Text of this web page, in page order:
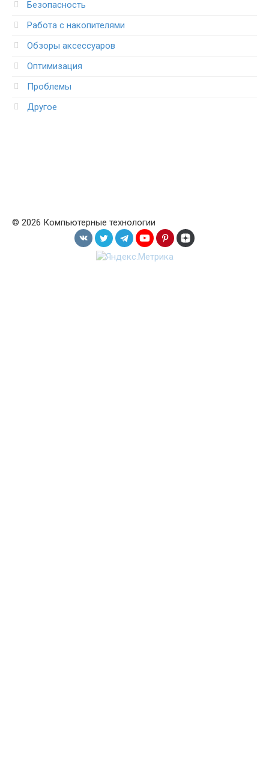
Безопасность
Работа с накопителями
Обзоры аксессуаров
Оптимизация
Проблемы
Другое
© 2026 Компьютерные технологии